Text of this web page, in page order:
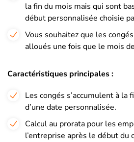
la fin du mois mais qui sont
début personnalisée choisie
Vous souhaitez que les
alloués une fois que le mois
Caractéristiques principales :
Les congés s’accumulent à la
d’une date personnalisée.
Calcul au prorata pour les
l’entreprise après le début du